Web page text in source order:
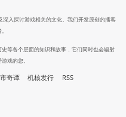
入探讨游戏相关的文化。我们开发原创的播客
等各个层面的知识和故事，它们同时也会辐射
戏的您。
奇谭 机核发行 RSS